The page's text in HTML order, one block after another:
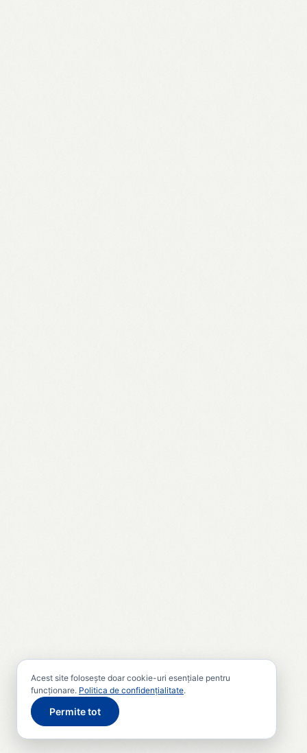
Acest site folosește doar cookie-uri esențiale pentru
funcționare. Politica de confidențialitate.
Permite tot